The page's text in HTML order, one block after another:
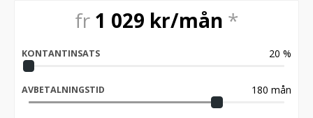
fr 1 029 kr/mån *
KONTANTINSATS 20 %
AVBETALNINGSTID 180 mån